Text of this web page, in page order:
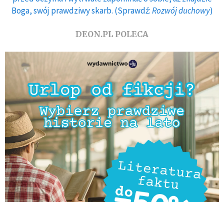
Boga, swój prawdziwy skarb. (Sprawdź:Rozwój duchowy)
DEON.PL POLECA